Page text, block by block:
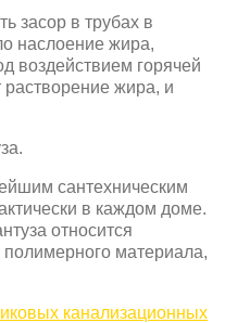
засор в трубах в
наслоение жира,
воздействием горячей
жира, и
сантехническим
в каждом доме.
относится
материала,
канализационных